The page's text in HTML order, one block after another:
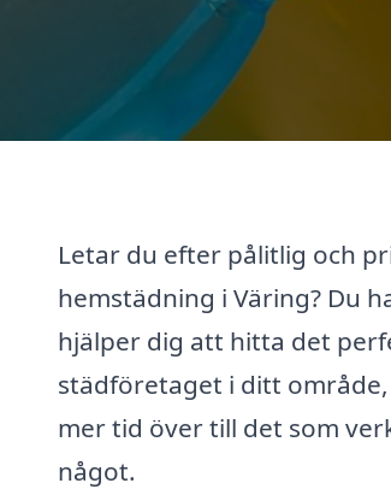
Letar du efter pålitlig och
hemstädning i Väring? Du
hjälper dig att hitta det
städföretaget i ditt
mer tid över till det som
något.